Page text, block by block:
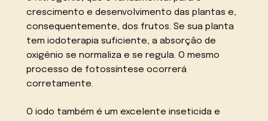
crescimento e desenvolvimento das plantas e,
consequentemente, dos frutos. Se sua planta
tem iodoterapia suficiente, a absorção de
oxigênio se normaliza e se regula. O mesmo
processo de fotossíntese ocorrerá
corretamente.
O iodo também é um excelente inseticida e